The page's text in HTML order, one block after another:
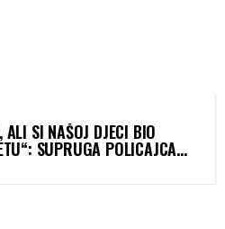
ALI SI NAŠOJ DJECI BIO
SUPRUGA POLICAJCA